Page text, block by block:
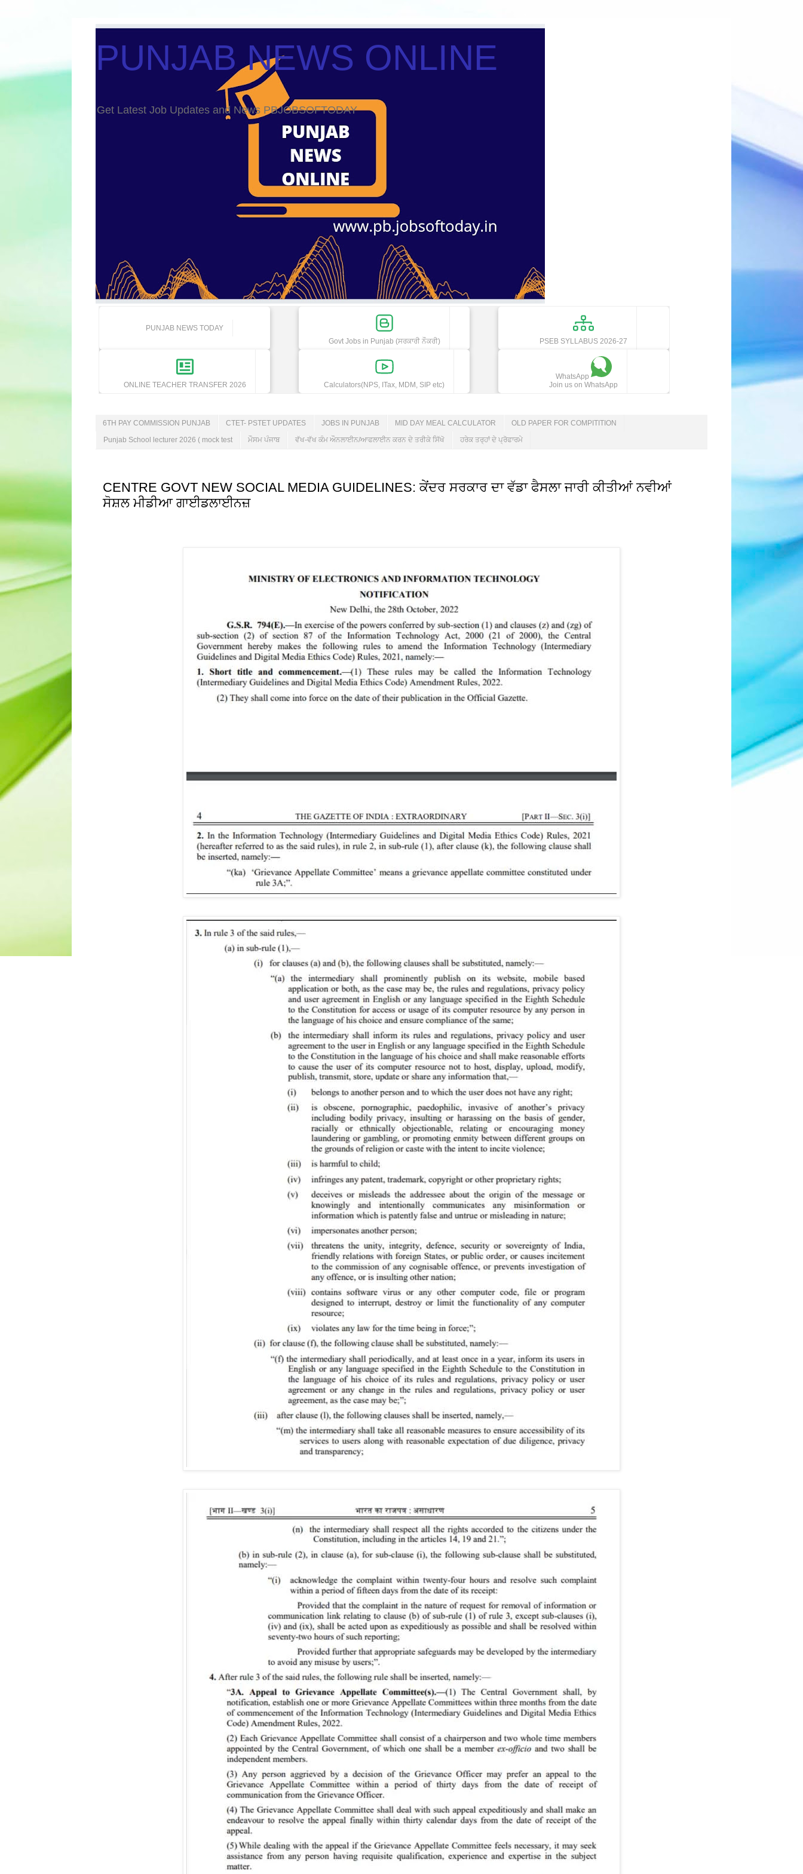
PUNJAB NEWS ONLINE
Get Latest Job Updates and News PBJOBSOFTODAY
PUNJAB NEWS TODAY
Govt Jobs in Punjab (ਸਰਕਾਰੀ ਨੌਕਰੀ)
PSEB SYLLABUS 2026-27
ONLINE TEACHER TRANSFER 2026 Calculators(NPS, ITax, MDM, SIP etc)
WhatsApp
Join us on WhatsApp
6TH PAY COMMISSION PUNJAB CTET- PSTET UPDATES JOBS IN PUNJAB MID DAY MEAL CALCULATOR OLD PAPER FOR COMPITITION
Punjab School lecturer 2026 ( mock test ਮੌਸਮ ਪੰਜਾਬ ਵੱਖ-ਵੱਖ ਕੰਮ ਔਨਲਾਈਨ/ਆਫਲਾਈਨ ਕਰਨ ਦੇ ਤਰੀਕੇ ਸਿੱਖੋ ਹਰੇਕ ਤਰ੍ਹਾਂ ਦੇ ਪ੍ਰੋਫਾਰਮੇ
CENTRE GOVT NEW SOCIAL MEDIA GUIDELINES: ਕੇਂਦਰ ਸਰਕਾਰ ਦਾ ਵੱਡਾ ਫੈਸਲਾ‌ ਜਾਰੀ ਕੀਤੀਆਂ ਨਵੀਆਂ
ਸੋਸ਼ਲ ਮੀਡੀਆ ਗਾਈਡਲਾਈਨਜ਼